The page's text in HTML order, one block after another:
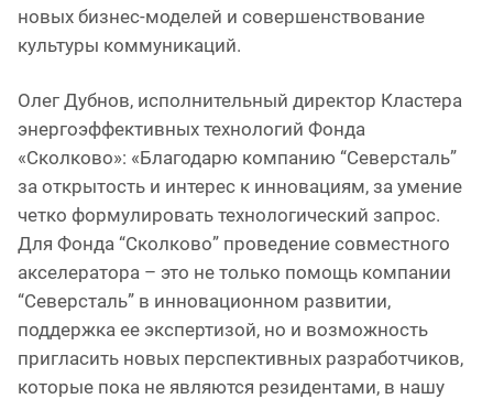
новых бизнес-моделей и совершенствование
культуры коммуникаций.
Олег Дубнов, исполнительный директор Кластера
энергоэффективных технологий Фонда
«Сколково»: «Благодарю компанию “Северсталь”
за открытость и интерес к инновациям, за умение
четко формулировать технологический запрос.
Для Фонда “Сколково” проведение совместного
акселератора – это не только помощь компании
“Северсталь” в инновационном развитии,
поддержка ее экспертизой, но и возможность
пригласить новых перспективных разработчиков,
которые пока не являются резидентами, в нашу